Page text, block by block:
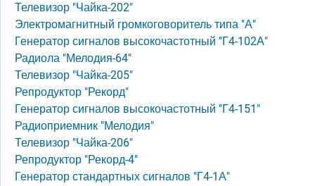
Телевизор "Чайка-202"
Электромагнитный громкоговоритель типа "А"
Генератор сигналов высокочастотный "Г4-102А"
Радиола "Мелодия-64"
Телевизор "Чайка-205"
Репродуктор "Рекорд"
Генератор сигналов высокочастотный "Г4-151"
Радиоприемник "Мелодия"
Телевизор "Чайка-206"
Репродуктор "Рекорд-4"
Генератор стандартных сигналов "Г4-1А"